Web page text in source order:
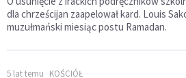
dla chrześcijan zaapelował kard. Louis
muzułmański miesiąc postu Ramadan.
5 lat temu KOŚCIÓŁ